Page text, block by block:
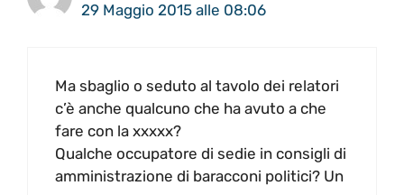
29 Maggio 2015 alle 08:06
Ma sbaglio o seduto al tavolo dei relatori
c’è anche qualcuno che ha avuto a che
fare con la xxxxx?
Qualche occupatore di sedie in consigli di
amministrazione di baracconi politici? Un